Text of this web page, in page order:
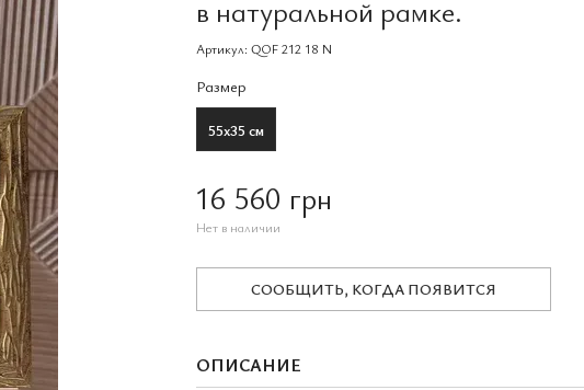
в натуральной рамке.
Артикул: QOF 212 18 N
Размер
55х35 см
16 560 грн
Нет в наличии
СООБЩИТЬ, КОГДА ПОЯВИТСЯ
ОПИСАНИЕ